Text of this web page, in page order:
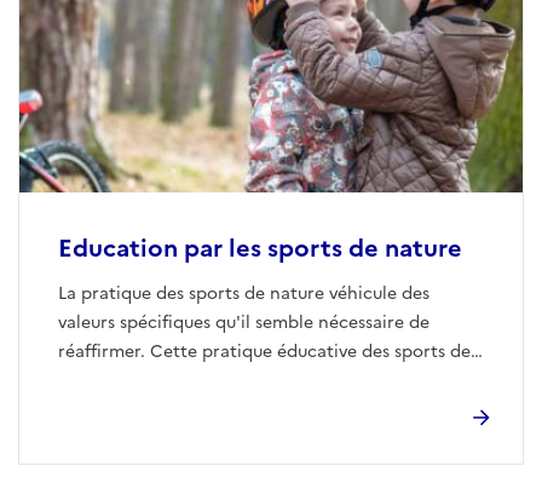
Education par les sports de nature
La pratique des sports de nature véhicule des
valeurs spécifiques qu'il semble nécessaire de
réaffirmer. Cette pratique éducative des sports de